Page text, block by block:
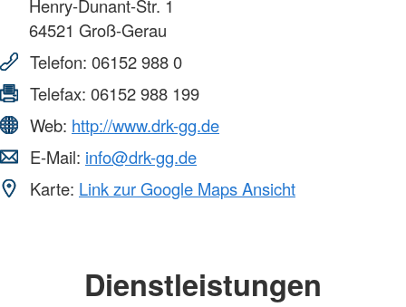
Henry-Dunant-Str. 1
64521 Groß-Gerau
Telefon: 06152 988 0
Telefax: 06152 988 199
Web: http://www.drk-gg.de
E-Mail: info@drk-gg.de
Karte: Link zur Google Maps Ansicht
Dienstleistungen